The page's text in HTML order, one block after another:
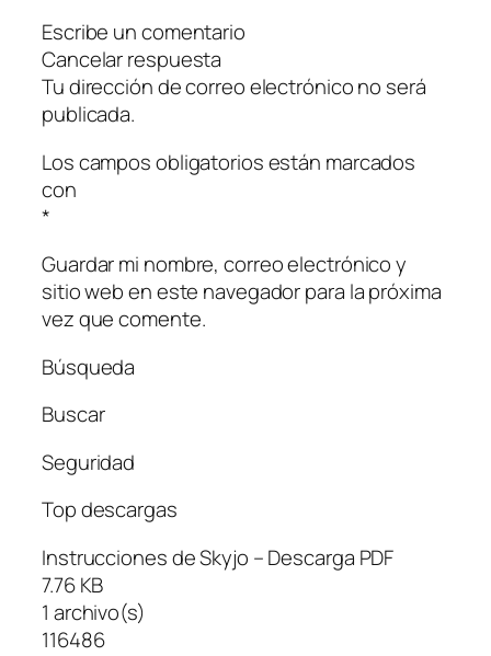
Escribe un comentario
Cancelar respuesta
Tu dirección de correo electrónico no será
publicada.
Los campos obligatorios están marcados
con
*
Guardar mi nombre, correo electrónico y
sitio web en este navegador para la próxima
vez que comente.
Búsqueda
Buscar
Seguridad
Top descargas
Instrucciones de Skyjo – Descarga PDF
7.76 KB
1 archivo(s)
116486